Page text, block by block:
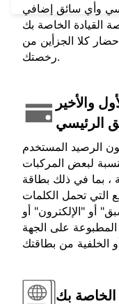
وأي سائق إضافي
القيادة الخاصة بك
كلا الجزأين من
رخصتك.
والأخير
الرئيسي
الرصيد المستخدم
لبعض المركبات
، بما في ذلك بطاقة
التي تحمل الكلمات
أو "الإلكترون" أو
المطبوعة على الجهة
الخلفية من بطاقتك
الخاصة بك